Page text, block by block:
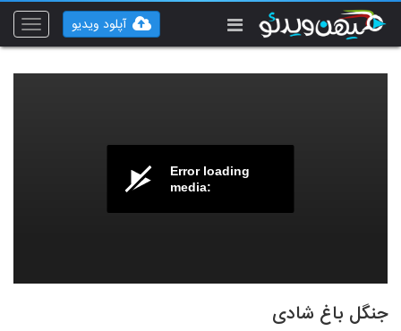
Toggle
آپلود ویدیو
Error loading
media:
جنگل باغ شادی